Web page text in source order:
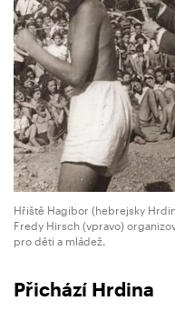
Hřiště Hagibor (hebrejsky
Fredy Hirsch (vpravo)
pro děti a mládež.
Přichází Hrdina